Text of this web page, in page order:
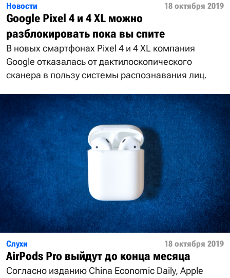
Новости 18 октября 2019
Google Pixel 4 и 4 XL можно
разблокировать пока вы спите
В новых смартфонах Pixel 4 и 4 XL компания
Google отказалась от дактилоскопического
сканера в пользу системы распознавания лиц.
Слухи 18 октября 2019
AirPods Pro выйдут до конца месяца
Согласно изданию China Economic Daily, Apple